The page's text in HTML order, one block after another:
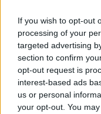
If you wish to opt-out
processing of your
targeted advertising
section to confirm
opt-out request is
interest-based ads
us or personal
your opt-out. You